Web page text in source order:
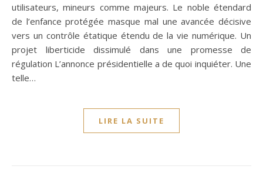
utilisateurs, mineurs comme majeurs. Le noble étendard
de l’enfance protégée masque mal une avancée décisive
vers un contrôle étatique étendu de la vie numérique. Un
projet liberticide dissimulé dans une promesse de
régulation L’annonce présidentielle a de quoi inquiéter. Une
telle…
LIRE LA SUITE